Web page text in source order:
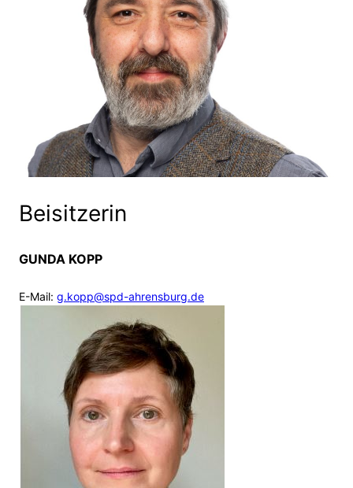
Beisitzerin
GUNDA KOPP
E-Mail: g.kopp@spd-ahrensburg.de